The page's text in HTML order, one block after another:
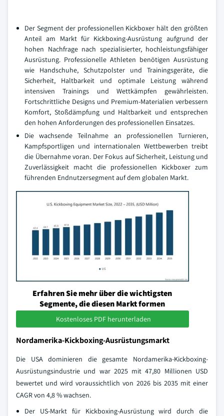
Der Segment der professionellen Kickboxer hält den größten
Anteil am Markt für Kickboxing-Ausrüstung aufgrund der
hohen Nachfrage nach spezialisierter, hochleistungsfähiger
Ausrüstung. Professionelle Athleten benötigen Ausrüstung
wie Handschuhe, Schutzpolster und Trainingsgeräte, die
Sicherheit, Haltbarkeit und optimale Leistung während
intensiven Trainings und Wettkämpfen gewährleisten.
Fortschrittliche Designs und Premium-Materialien verbessern
Komfort, Stoßdämpfung und Haltbarkeit und entsprechen
den hohen Anforderungen des professionellen Einsatzes.
Die wachsende Teilnahme an professionellen Turnieren,
Kampfsportligen und internationalen Wettbewerben treibt
die Übernahme voran. Der Fokus auf Sicherheit, Leistung und
Zuverlässigkeit macht die professionellen Kickboxer zum
führenden Endnutzersegment auf dem globalen Markt.
Erfahren Sie mehr über die wichtigsten
Segmente, die diesen Markt formen
Kostenloses PDF herunterladen
Nordamerika-Kickboxing-Ausrüstungsmarkt
Die USA dominieren die gesamte Nordamerika-Kickboxing-
Ausrüstungsindustrie und war 2025 mit 47,80 Millionen USD
bewertet und wird voraussichtlich von 2026 bis 2035 mit einer
CAGR von 4,8 % wachsen.
Der US-Markt für Kickboxing-Ausrüstung wird durch die